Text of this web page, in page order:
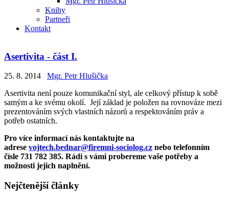
Knihy
Partneři
Kontakt
Asertivita - část I.
25. 8. 2014
Mgr. Petr Hlušička
Asertivita není pouze komunikační styl, ale celkový přístup k sobě
samým a ke svému okolí. Její základ je položen na rovnováze mezi
prezentováním svých vlastních názorů a respektováním práv a
potřeb ostatních.
Pro více informací nás kontaktujte na
adrese vojtech.bednar@firemni-sociolog.cz nebo telefonním
čísle 731 782 385. Rádi s vámi probereme vaše potřeby a
možnosti jejich naplnění.
Nejčtenější články